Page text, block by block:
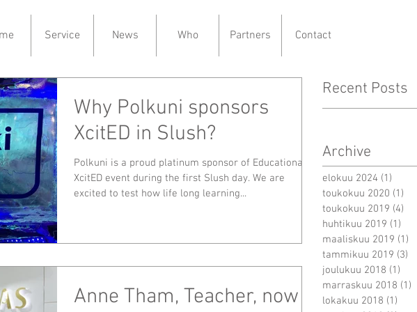
Service News Who Partners Contact
Why Polkuni sponsors
XcitED in Slush?
Polkuni is a proud platinum sponsor of Educational
XcitED event during the first Slush day. We are
excited to test how life long learning...
Anne Tham, Teacher, now
Recent Posts
Archive
elokuu 2024 (1)
toukokuu 2020 (1)
toukokuu 2019 (4)
huhtikuu 2019 (1)
maaliskuu 2019 (1)
tammikuu 2019 (3)
joulukuu 2018 (1)
marraskuu 2018 (1)
lokakuu 2018 (1)